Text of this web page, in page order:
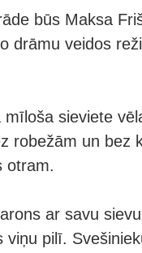
būs Maksa
drāmu veidos
sieviete
robežām un bez
otram.
ar savu
viņu pilī.